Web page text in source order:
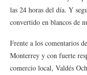
las 24 horas del día. Y
convertido en blancos de
Frente a los comentarios
Monterrey y con fuerte
comercio local, Valdés